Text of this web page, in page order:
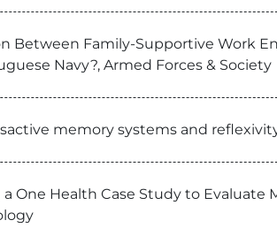
Between Family-Supportive Work
Navy?, Armed Forces & Society
memory systems and
a One Health Case Study to